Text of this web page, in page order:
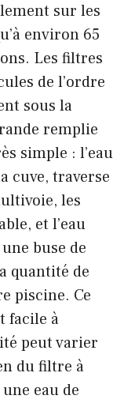
sur les
environ 65
Les filtres
de l’ordre
sous la
remplie
simple : l’eau
cuve, traverse
les
et l’eau
buse de
quantité de
piscine. Ce
facile à
peut varier
du filtre à
eau de